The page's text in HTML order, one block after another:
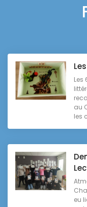
Les
au
les
eu